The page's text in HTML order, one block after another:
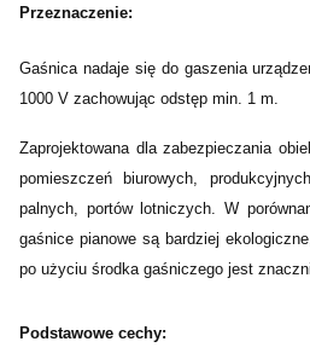
Przeznaczenie:
Gaśnica nadaje się do gaszenia
1000 V zachowując odstęp min. 1 m.
Zaprojektowana dla zabezpieczania
pomieszczeń biurowych,
palnych, portów lotniczych. W
gaśnice pianowe są bardziej
po użyciu środka gaśniczego jest
Podstawowe cechy: